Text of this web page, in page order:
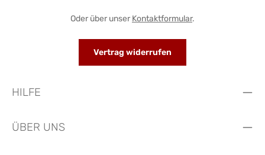
Oder über unser Kontaktformular.
Vertrag widerrufen
HILFE
ÜBER UNS